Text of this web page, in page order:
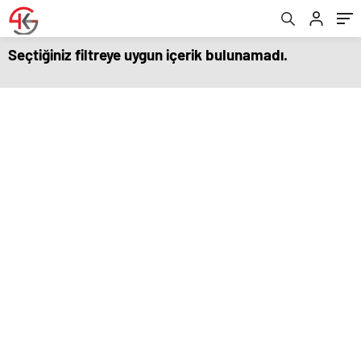
Seçtiğiniz filtreye uygun içerik bulunamadı.